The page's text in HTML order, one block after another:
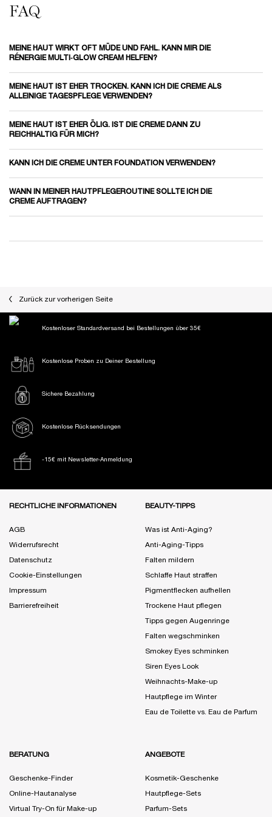
FAQ
MEINE HAUT WIRKT OFT MÜDE UND FAHL. KANN MIR DIE
RÉNERGIE MULTI‑GLOW CREAM HELFEN?
MEINE HAUT IST EHER TROCKEN. KANN ICH DIE CREME ALS
ALLEINIGE TAGESPFLEGE VERWENDEN?
MEINE HAUT IST EHER ÖLIG. IST DIE CREME DANN ZU
REICHHALTIG FÜR MICH?
KANN ICH DIE CREME UNTER FOUNDATION VERWENDEN?
WANN IN MEINER HAUTPFLEGEROUTINE SOLLTE ICH DIE
CREME AUFTRAGEN?
Zurück zur vorherigen Seite
Kostenloser Standardversand bei Bestellungen über 35€
Kostenlose Proben zu Deiner Bestellung
Sichere Bezahlung
Kostenlose Rücksendungen
-15€ mit Newsletter-Anmeldung
RECHTLICHE INFORMATIONEN
AGB
Widerrufsrecht
Datenschutz
Cookie-Einstellungen
Impressum
Barrierefreiheit
BEAUTY-TIPPS
Was ist Anti-Aging?
Anti-Aging-Tipps
Falten mildern
Schlaffe Haut straffen
Pigmentflecken aufhellen
Trockene Haut pflegen
Tipps gegen Augenringe
Falten wegschminken
Smokey Eyes schminken
Siren Eyes Look
Weihnachts-Make-up
Hautpflege im Winter
Eau de Toilette vs. Eau de Parfum
BERATUNG
Geschenke-Finder
Online-Hautanalyse
Virtual Try-On für Make-up
ANGEBOTE
Kosmetik-Geschenke
Hautpflege-Sets
Parfum-Sets